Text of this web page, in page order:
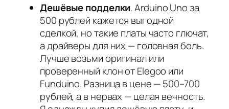
Дешёвые подделки. Arduino Uno за
500 рублей кажется выгодной
сделкой, но такие платы часто глючат,
а драйверы для них — головная боль.
Лучше возьми оригинал или
проверенный клон от Elegoo или
Funduino. Разница в цене — 500–700
рублей, а в нервах — целая вечность.